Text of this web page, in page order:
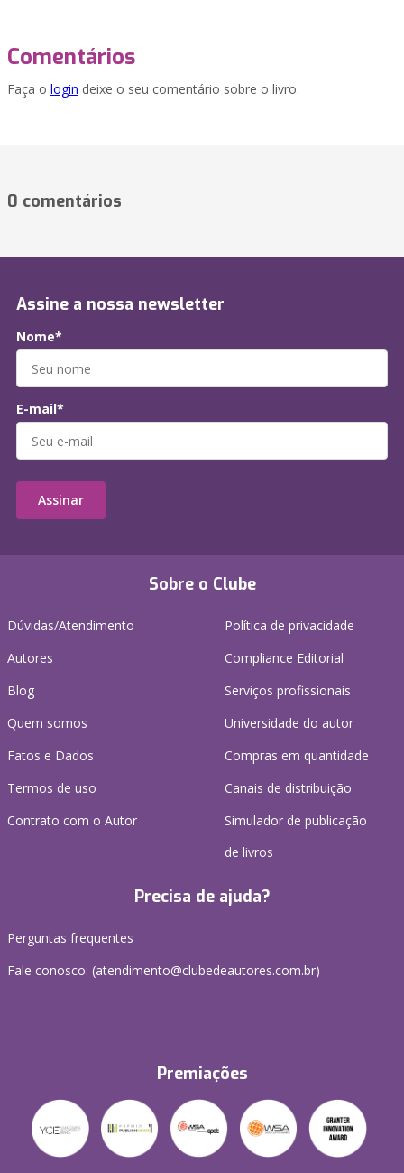
Comentários
Faça o login deixe o seu comentário sobre o livro.
0 comentários
Sobre o Clube
Dúvidas/Atendimento
Autores
Blog
Quem somos
Fatos e Dados
Termos de uso
Contrato com o Autor
Política de privacidade
Compliance Editorial
Serviços profissionais
Universidade do autor
Compras em quantidade
Canais de distribuição
Simulador de publicação
de livros
Precisa de ajuda?
Perguntas frequentes
Fale conosco: (atendimento@clubedeautores.com.br)
Premiações
Assine a nossa newsletter
Nome*
E-mail*
Assinar